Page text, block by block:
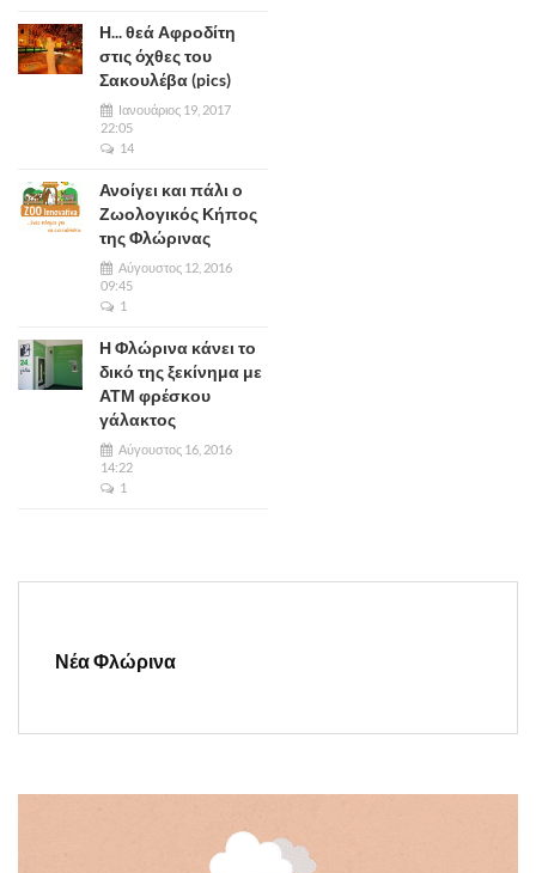
Η... θεά Αφροδίτη
στις όχθες του
Σακουλέβα (pics)
Ιανουάριος 19, 2017
22:05
14
Ανοίγει και πάλι ο
Ζωολογικός Κήπος
της Φλώρινας
Αύγουστος 12, 2016
09:45
1
Η Φλώρινα κάνει το
δικό της ξεκίνημα με
ΑΤΜ φρέσκου
γάλακτος
Αύγουστος 16, 2016
14:22
1
Νέα Φλώρινα